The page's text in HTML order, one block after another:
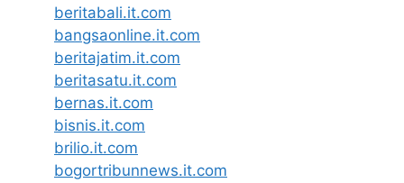
beritabali.it.com
bangsaonline.it.com
beritajatim.it.com
beritasatu.it.com
bernas.it.com
bisnis.it.com
brilio.it.com
bogortribunnews.it.com